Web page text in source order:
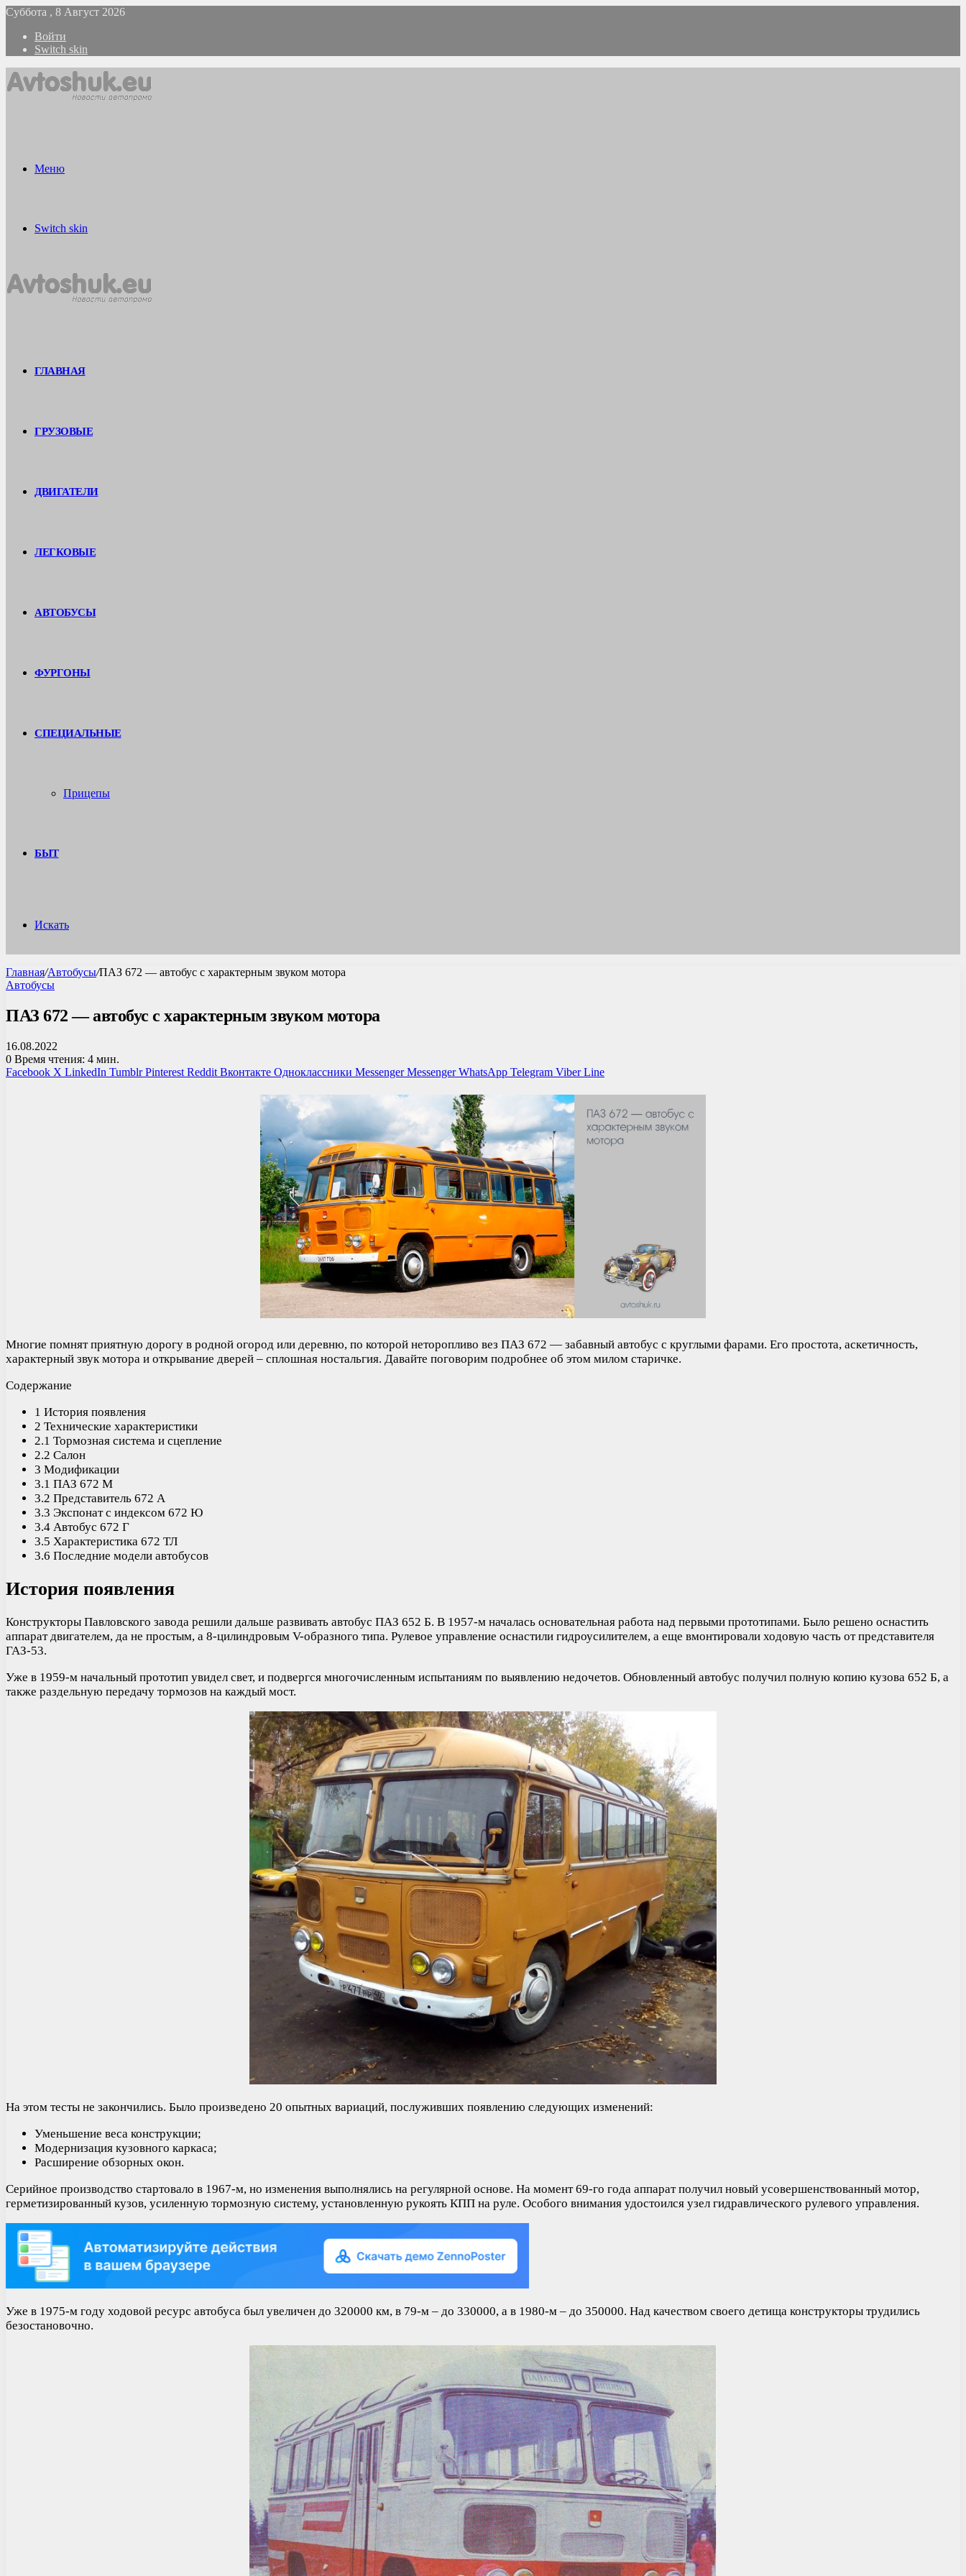
Суббота , 8 Август 2026
Войти
Switch skin
Меню
Switch skin
ГЛАВНАЯ
ГРУЗОВЫЕ
ДВИГАТЕЛИ
ЛЕГКОВЫЕ
АВТОБУСЫ
ФУРГОНЫ
СПЕЦИАЛЬНЫЕ
Прицепы
БЫТ
Искать
Главная/Автобусы/ПАЗ 672 — автобус с характерным звуком мотора
Автобусы
ПАЗ 672 — автобус с характерным звуком мотора
16.08.2022
0 Время чтения: 4 мин.
Facebook X LinkedIn Tumblr Pinterest Reddit Вконтакте Одноклассники Messenger Messenger WhatsApp Telegram Viber Line
Многие помнят приятную дорогу в родной огород или деревню, по которой неторопливо вез ПАЗ 672 — забавный автобус с круглыми фарами. Его простота, аскетичность,
характерный звук мотора и открывание дверей – сплошная ностальгия. Давайте поговорим подробнее об этом милом старичке.
Содержание
1 История появления
2 Технические характеристики
2.1 Тормозная система и сцепление
2.2 Салон
3 Модификации
3.1 ПАЗ 672 М
3.2 Представитель 672 А
3.3 Экспонат с индексом 672 Ю
3.4 Автобус 672 Г
3.5 Характеристика 672 ТЛ
3.6 Последние модели автобусов
История появления
Конструкторы Павловского завода решили дальше развивать автобус ПАЗ 652 Б. В 1957-м началась основательная работа над первыми прототипами. Было решено оснастить
аппарат двигателем, да не простым, а 8-цилиндровым V-образного типа. Рулевое управление оснастили гидроусилителем, а еще вмонтировали ходовую часть от представителя
ГАЗ-53.
Уже в 1959-м начальный прототип увидел свет, и подвергся многочисленным испытаниям по выявлению недочетов. Обновленный автобус получил полную копию кузова 652 Б, а
также раздельную передачу тормозов на каждый мост.
На этом тесты не закончились. Было произведено 20 опытных вариаций, послуживших появлению следующих изменений:
Уменьшение веса конструкции;
Модернизация кузовного каркаса;
Расширение обзорных окон.
Серийное производство стартовало в 1967-м, но изменения выполнялись на регулярной основе. На момент 69-го года аппарат получил новый усовершенствованный мотор,
герметизированный кузов, усиленную тормозную систему, установленную рукоять КПП на руле. Особого внимания удостоился узел гидравлического рулевого управления.
Уже в 1975-м году ходовой ресурс автобуса был увеличен до 320000 км, в 79-м – до 330000, а в 1980-м – до 350000. Над качеством своего детища конструкторы трудились
безостановочно.